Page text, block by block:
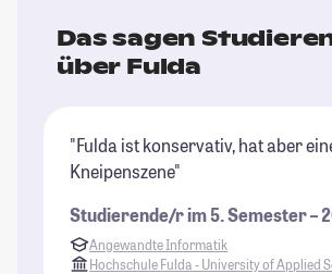
Das sagen
über Fulda
"Fulda ist konservativ, hat aber
Kneipenszene"
Studierende/r im 5. Semester –
Angewandte Informatik
Hochschule Fulda - University of Applied